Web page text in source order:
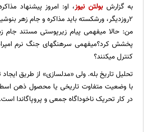
به گزارشبولتن نیوز، او: امروز پیشنهاد
۲روزدیگر، ورشکسته‌ باید مذاکره و جام زهر بنوشیم. دقیقا مثل مدیریت جنگ!
پخشش کرد؟میفهمی سرهنگهای جنگ نرم
کنترل میکنند؟
تحلیل تاریخ بله. ولی «مدلسازی» از طریق
با وضعیت متفاوت تاریخی یا محصول ذهن
در کار تحریک ناخوداگاه جمعی و پروپاگاندا